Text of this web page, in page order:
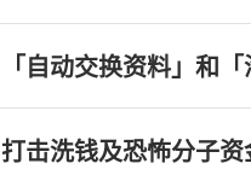
「自动交换资料」和
打击洗钱及恐怖分子资